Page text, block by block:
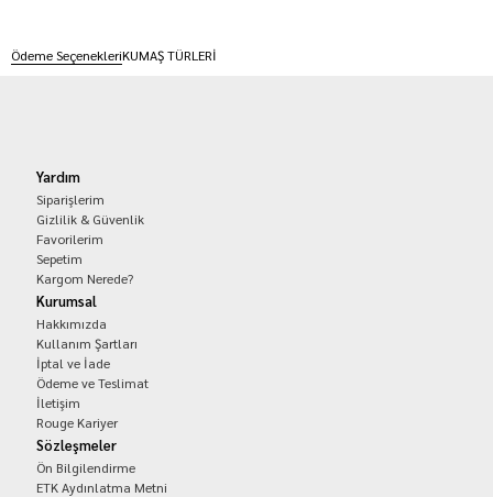
Ödeme SeçenekleriKUMAŞ TÜRLERİ
Yardım
Siparişlerim
Gizlilik & Güvenlik
Favorilerim
Sepetim
Kargom Nerede?
Kurumsal
Hakkımızda
Kullanım Şartları
İptal ve İade
Ödeme ve Teslimat
İletişim
Rouge Kariyer
Sözleşmeler
Ön Bilgilendirme
ETK Aydınlatma Metni